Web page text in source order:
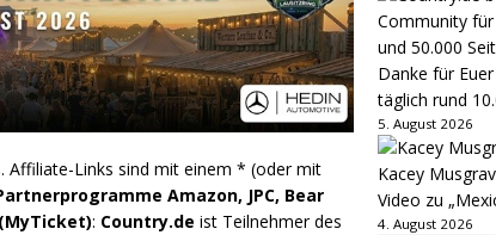
Affiliate-Links sind mit einem * (oder mit
Amazon, JPC, Bear
: Country.de ist Teilnehmer des
Danke für
täglich rund
5. August 2026
Kacey
Video zu
4. August 2026